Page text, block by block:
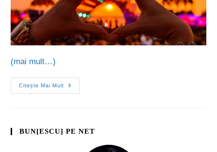
(mai mult…)
Citește Mai Mult
BUN[ESCU] PE NET